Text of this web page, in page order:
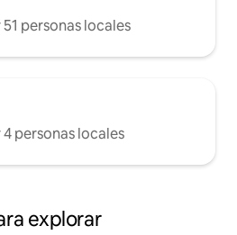
personas locales
personas locales
explorar